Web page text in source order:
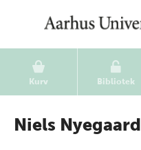
Kurv Bibliotek
Niels Nyegaard